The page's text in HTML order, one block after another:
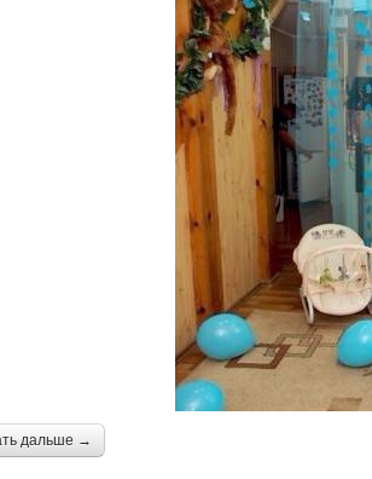
дальше →